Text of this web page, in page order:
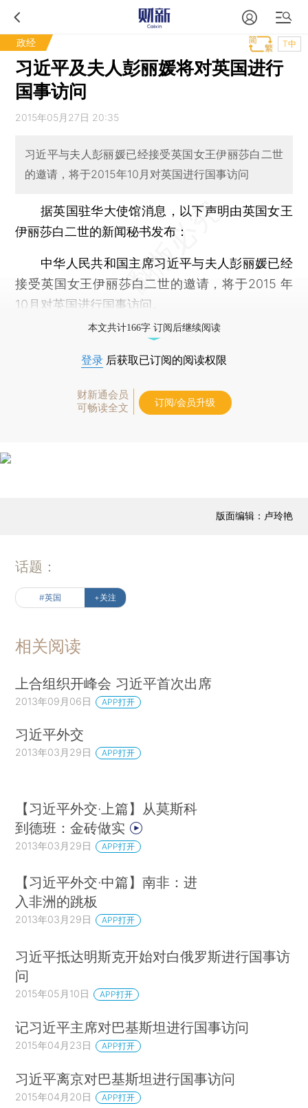
政经 T中
习近平及夫人彭丽媛将对英国进行
国事访问
2015年05月27日 20:35
习近平与夫人彭丽媛已经接受英国女王伊丽莎白二世
的邀请，将于2015年10月对英国进行国事访问
据英国驻华大使馆消息，以下声明由英国女王
伊丽莎白二世的新闻秘书发布：
中华人民共和国主席习近平与夫人彭丽媛已经
接受英国女王伊丽莎白二世的邀请，将于2015 年
10月对英国进行国事访问。
本文共计166字 订阅后继续阅读
登录 后获取已订阅的阅读权限
财新通会员
可畅读全文
订阅/会员升级
版面编辑：卢玲艳
话题：
#英国 +关注
相关阅读
上合组织开峰会 习近平首次出席
2013年09月06日 APP打开
习近平外交
2013年03月29日 APP打开
【习近平外交·上篇】从莫斯科
到德班：金砖做实
2013年03月29日 APP打开
【习近平外交·中篇】南非：进
入非洲的跳板
2013年03月29日 APP打开
习近平抵达明斯克开始对白俄罗斯进行国事访
问
2015年05月10日 APP打开
记习近平主席对巴基斯坦进行国事访问
2015年04月23日 APP打开
习近平离京对巴基斯坦进行国事访问
2015年04月20日 APP打开